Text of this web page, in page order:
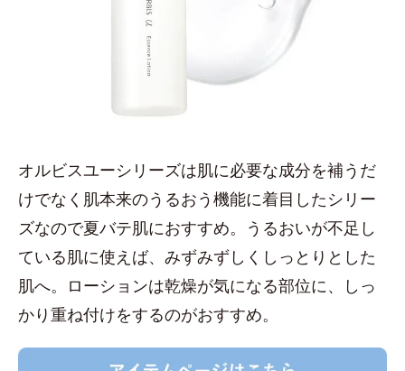
オルビスユーシリーズは肌に必要な成分を補うだ
けでなく肌本来のうるおう機能に着目したシリー
ズなので夏バテ肌におすすめ。うるおいが不足し
ている肌に使えば、みずみずしくしっとりとした
肌へ。ローションは乾燥が気になる部位に、しっ
かり重ね付けをするのがおすすめ。